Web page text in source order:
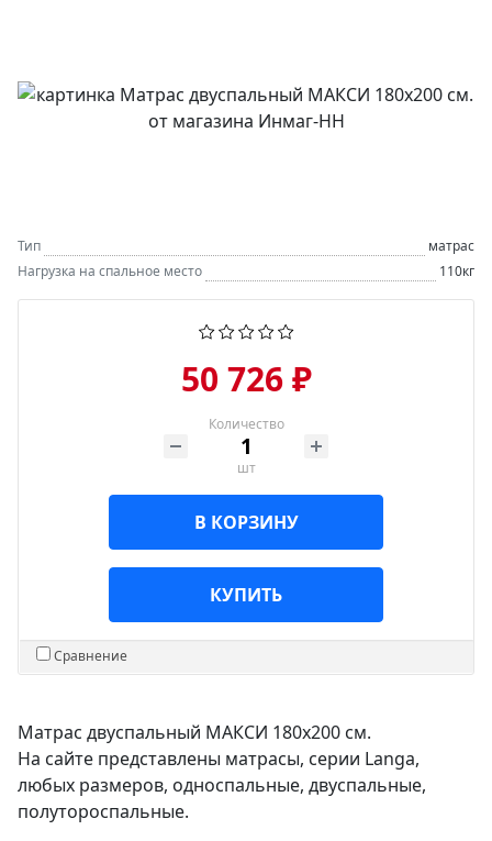
Тип
матрас
Нагрузка на спальное место
110кг
50 726 ₽
Количество
шт
В КОРЗИНУ
КУПИТЬ
Сравнение
Матрас двуспальный МАКСИ 180х200 см.
На сайте представлены матрасы, серии Langa,
любых размеров, односпальные, двуспальные,
полутороспальные.